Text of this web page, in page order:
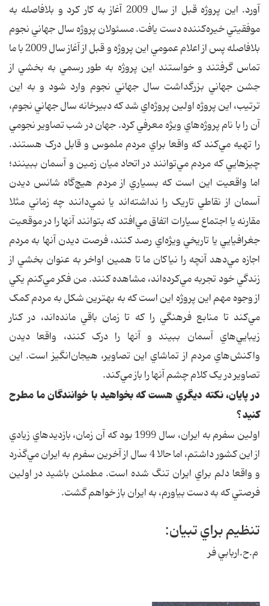
آورد. اين پروژه قبل از سال 2009 آغاز به کار کرد و بلافاصله به
موفقيتي خيره‌کننده دست يافت. مسئولان پروژه سال جهاني نجوم
بلافاصله پس از اعلام عمومي اين پروژه و قبل از آغاز سال 2009 با ما
تماس گرفتند و خواستند اين پروژه به طور رسمي به بخشي از
جشن جهاني بزرگداشت سال جهاني نجوم وارد شود و به اين
ترتيب، اين پروژه اولين پروژه‌اي شد که دبيرخانه سال جهاني نجوم،
آن را با نام پروژه‌هاي ويژه معرفي کرد. جهان در شب تصاوير نجومي
را تهيه مي‌کند که واقعا براي مردم ملموس و قابل درک هستند.
چيزهايي که مردم مي‌توانند در اتحاد ميان زمين و آسمان ببينند؛
اما واقعيت اين است که بسياري از مردم هيچ‌گاه شانس ديدن
آسمان از نقاطي تاريک را نداشته‌اند يا نمي‌دانند چه زماني مثلا
مقارنه يا اجتماع سيارات اتفاق مي‌افتد که بتوانند آنها را در موقعيت
جغرافيايي يا تاريخي ويژه‌اي رصد کنند، فرصت ديدن آنها به مردم
اجازه مي‌دهد آنچه را نياکان ما تا همين اواخر به عنوان بخشي از
زندگي خود تجربه مي‌کرده‌اند، مشاهده کنند. من فکر مي‌کنم يکي
از وجوه مهم اين پروژه اين است که به بهترين شکل به مردم کمک
مي‌کند تا منابع فرهنگي را که تا زمان باقي مانده‌اند، در کنار
زيبايي‌هاي آسمان ببيند و آنها را درک کنند، واقعا ديدن
واکنش‌هاي مردم از تماشاي اين تصاوير، هيجان‌انگيز است. اين
تصاوير در يک کلام چشم آنها را باز مي‌کند.
در پايان، نکته ديگري هست که بخواهيد با خوانندگان ما مطرح
کنيد ؟
اولين سفرم به ايران، سال 1999 بود که آن زمان، بازديدهاي زيادي
از اين کشور داشتم، اما حالا 4 سال از آخرين سفرم به ايران مي‌گذرد
و واقعا دلم براي ايران تنگ شده است. مطمئن باشيد در اولين
فرصتي که به دست بياورم، به ايران باز خواهم گشت.
تنظيم براي تبيان:
م.ح.اربابي فر